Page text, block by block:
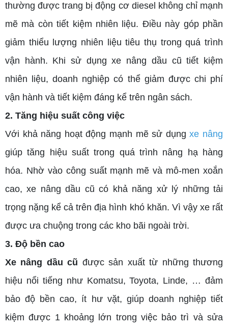
thường được trang bị động cơ diesel không chỉ mạnh
mẽ mà còn tiết kiệm nhiên liệu. Điều này góp phần
giảm thiểu lượng nhiên liệu tiêu thụ trong quá trình
vận hành. Khi sử dụng xe nâng dầu cũ tiết kiệm
nhiên liệu, doanh nghiệp có thể giảm được chi phí
vận hành và tiết kiệm đáng kể trên ngân sách.
2. Tăng hiệu suất công việc
Với khả năng hoạt động mạnh mẽ sử dụngxe nâng
giúp tăng hiệu suất trong quá trình nâng hạ hàng
hóa. Nhờ vào công suất mạnh mẽ và mô-men xoắn
cao, xe nâng dầu cũ có khả năng xử lý những tải
trọng nặng kể cả trên địa hình khó khăn. Vì vậy xe rất
được ưa chuộng trong các kho bãi ngoài trời.
3. Độ bền cao
Xe nâng dầu cũ được sản xuất từ những thương
hiệu nổi tiếng như Komatsu, Toyota, Linde, … đảm
bảo độ bền cao, ít hư vặt, giúp doanh nghiệp tiết
kiệm được 1 khoảng lớn trong việc bảo trì và sửa